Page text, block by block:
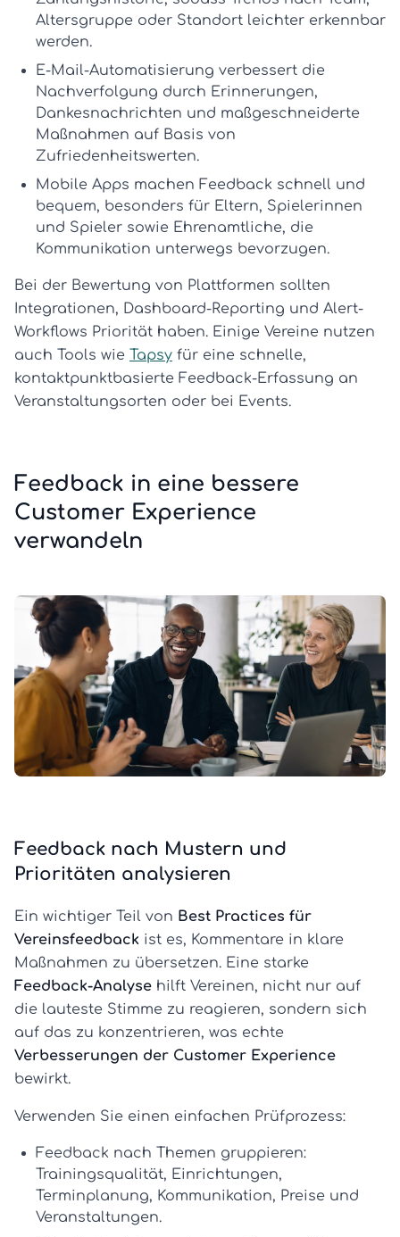
Altersgruppe oder Standort leichter erkennbar
werden.
E-Mail-Automatisierung verbessert die
Nachverfolgung durch Erinnerungen,
Dankesnachrichten und maßgeschneiderte
Maßnahmen auf Basis von
Zufriedenheitswerten.
Mobile Apps machen Feedback schnell und
bequem, besonders für Eltern, Spielerinnen
und Spieler sowie Ehrenamtliche, die
Kommunikation unterwegs bevorzugen.
Bei der Bewertung von Plattformen sollten
Integrationen, Dashboard-Reporting und Alert-
Workflows Priorität haben. Einige Vereine nutzen
auch Tools wie Tapsy für eine schnelle,
kontaktpunktbasierte Feedback-Erfassung an
Veranstaltungsorten oder bei Events.
Feedback in eine bessere
Customer Experience
verwandeln
Feedback nach Mustern und
Prioritäten analysieren
Ein wichtiger Teil von Best Practices für
Vereinsfeedback ist es, Kommentare in klare
Maßnahmen zu übersetzen. Eine starke
Feedback-Analyse hilft Vereinen, nicht nur auf
die lauteste Stimme zu reagieren, sondern sich
auf das zu konzentrieren, was echte
Verbesserungen der Customer Experience
bewirkt.
Verwenden Sie einen einfachen Prüfprozess:
Feedback nach Themen gruppieren:
Trainingsqualität, Einrichtungen,
Terminplanung, Kommunikation, Preise und
Veranstaltungen.